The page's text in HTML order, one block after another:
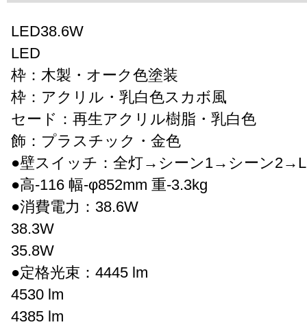
LED38.6W
LED
枠：木製・オーク色塗装
枠：アクリル・乳白色スカボ風
セード：再生アクリル樹脂・乳白色
飾：プラスチック・金色
●壁スイッチ：全灯→シーン1→シーン
●高-116 幅-φ852mm 重-3.3kg
●消費電力：38.6W
38.3W
35.8W
●定格光束：4445 lm
4530 lm
4385 lm